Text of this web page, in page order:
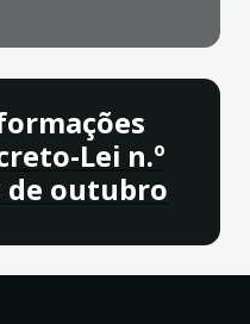
Lei n.º
de outubro